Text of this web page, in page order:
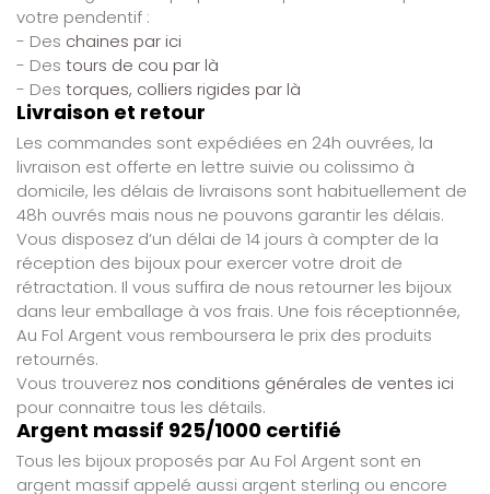
votre pendentif :
- Des chaines par ici
- Des tours de cou par là
- Des torques, colliers rigides par là
Livraison et retour
Les commandes sont expédiées en 24h ouvrées, la
livraison est offerte en lettre suivie ou colissimo à
domicile, les délais de livraisons sont habituellement de
48h ouvrés mais nous ne pouvons garantir les délais.
Vous disposez d’un délai de 14 jours à compter de la
réception des bijoux pour exercer votre droit de
rétractation. Il vous suffira de nous retourner les bijoux
dans leur emballage à vos frais. Une fois réceptionnée,
Au Fol Argent vous remboursera le prix des produits
retournés.
Vous trouverez nos conditions générales de ventes ici
pour connaitre tous les détails.
Argent massif 925/1000 certifié
Tous les bijoux proposés par Au Fol Argent sont en
argent massif appelé aussi argent sterling ou encore